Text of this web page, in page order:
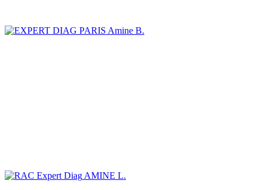
Amine B.
AMINE L.